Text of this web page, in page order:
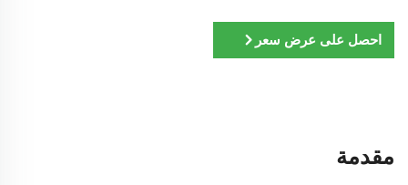
احصل على عرض سعر
مقدمة